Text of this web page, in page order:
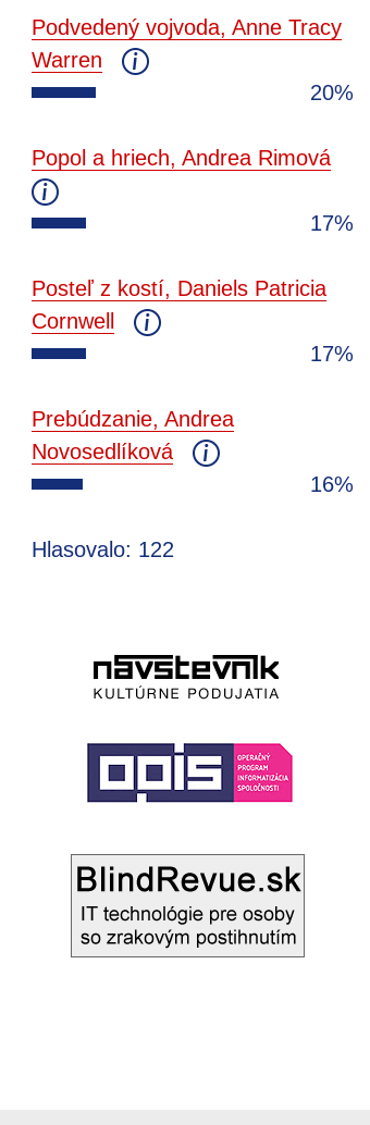
Podvedený vojvoda, Anne Tracy
Warren
20%
Popol a hriech, Andrea Rimová
17%
Posteľ z kostí, Daniels Patricia
Cornwell
17%
Prebúdzanie, Andrea
Novosedlíková
16%
Hlasovalo: 122